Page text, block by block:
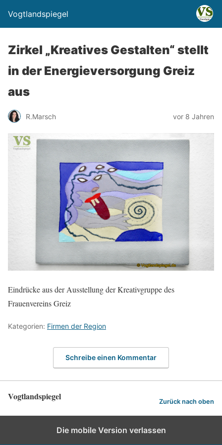
Vogtlandspiegel
Zirkel „Kreatives Gestalten“ stellt
in der Energieversorgung Greiz
aus
R.Marsch vor 8 Jahren
Eindrücke aus der Ausstellung der Kreativgruppe des
Frauenvereins Greiz
Kategorien: Firmen der Region
Schreibe einen Kommentar
Vogtlandspiegel Zurück nach oben
Die mobile Version verlassen